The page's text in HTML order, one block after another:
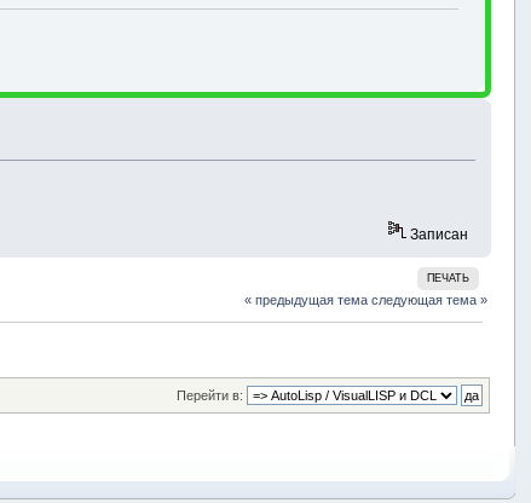
Записан
ПЕЧАТЬ
« предыдущая тема следующая тема »
Перейти в: